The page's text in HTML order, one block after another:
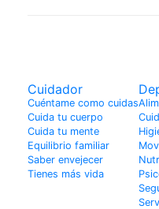
Cuidador
Cuéntame como cuidas
Cuida tu cuerpo
Cuida tu mente
Equilibrio familiar
Saber envejecer
Tienes más vida